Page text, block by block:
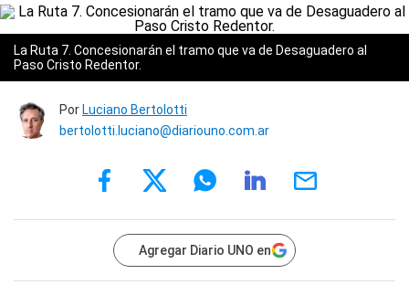
La Ruta 7. Concesionarán el tramo que va de Desaguadero al
Paso Cristo Redentor.
Por Luciano Bertolotti
bertolotti.luciano@diariouno.com.ar
Agregar Diario UNO en